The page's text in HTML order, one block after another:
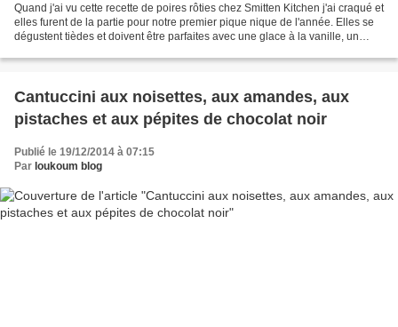
Quand j'ai vu cette recette de poires rôties chez Smitten Kitchen j'ai craqué et
elles furent de la partie pour notre premier pique nique de l'année. Elles se
dégustent tièdes et doivent être parfaites avec une glace à la vanille, un
Cantuccini aux noisettes, aux amandes, aux
pistaches et aux pépites de chocolat noir
Publié le 19/12/2014 à 07:15
Par loukoum blog